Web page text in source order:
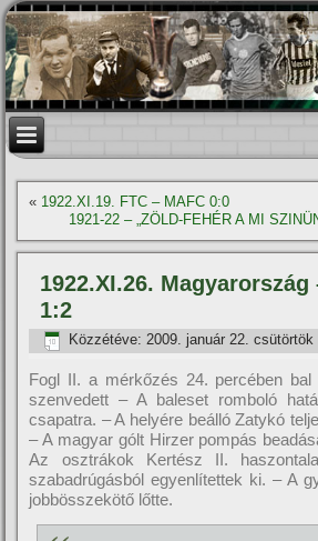
« 1922.XI.19. FTC – MAFC 0:0
1921-22 – „ZÖLD-FEHÉR A MI
1922.XI.26.
1:2
Közzétéve: 2009. január 22. csütörtök
Fogl II. a mérkőzés 24. percében bal
szenvedett – A baleset romboló
csapatra. – A helyére beálló Zatykó
– A magyar gólt Hirzer pompás
Az osztrákok Kertész II.
szabadrúgásból egyenlí­tettek ki. – A
jobbösszekötő lőtte.